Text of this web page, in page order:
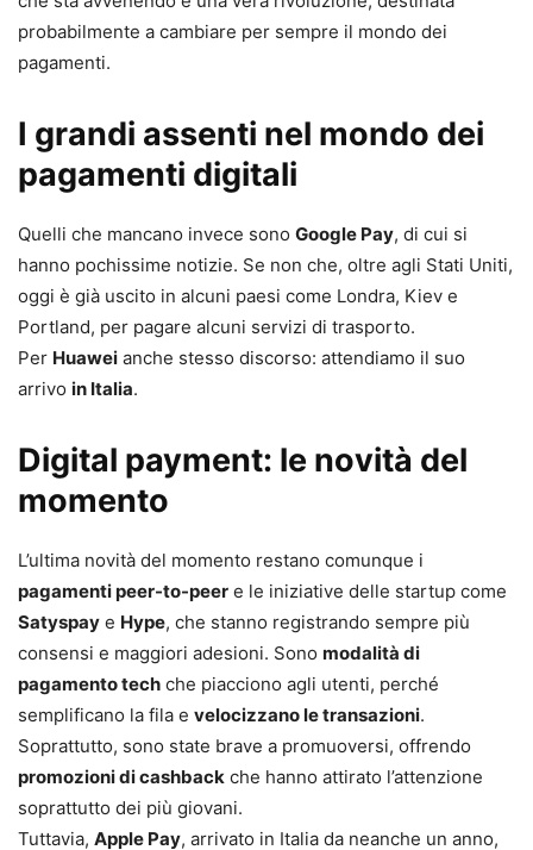
probabilmente a cambiare per sempre il mondo dei
pagamenti.
I grandi assenti nel mondo dei
pagamenti digitali
Quelli che mancano invece sono Google Pay, di cui si
hanno pochissime notizie. Se non che, oltre agli Stati Uniti,
oggi è già uscito in alcuni paesi come Londra, Kiev e
Portland, per pagare alcuni servizi di trasporto.
Per Huawei anche stesso discorso: attendiamo il suo
arrivo in Italia.
Digital payment: le novità del
momento
L’ultima novità del momento restano comunque i
pagamenti peer-to-peer e le iniziative delle startup come
Satyspay e Hype, che stanno registrando sempre più
consensi e maggiori adesioni. Sono modalità di
pagamento tech che piacciono agli utenti, perché
semplificano la fila e velocizzano le transazioni.
Soprattutto, sono state brave a promuoversi, offrendo
promozioni di cashback che hanno attirato l’attenzione
soprattutto dei più giovani.
Tuttavia, Apple Pay, arrivato in Italia da neanche un anno,